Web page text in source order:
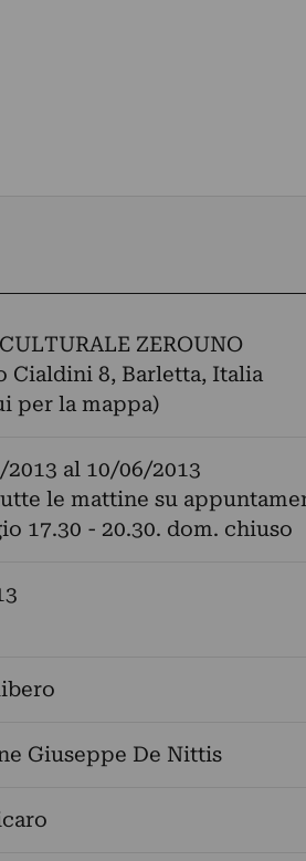
ZEROUNO
Cialdini 8, Barletta, Italia
per la mappa)
2013 al 10/06/2013
le mattine su
17.30 - 20.30. dom. chiuso
Giuseppe De Nittis